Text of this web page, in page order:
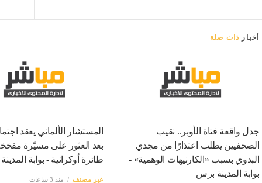
أخبار ذات صلة
جدل واقعة فتاة الأوبر.. نقيب
الصحفيين يطلب اعتذارًا من مجدي
البدوي بسبب «الكارنيهات الوهمية» -
بوابة المدينة برس
المستشار الألماني يعقد
بعد العثور على مسيّرة
طائرة أوكرانية - بوابة
غير مصنف منذ 3 ساعات